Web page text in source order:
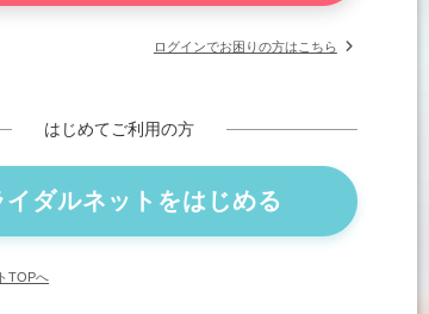
ログインでお困りの方はこちら
はじめてご利用の方
イダルネットをはじめる
TOPへ